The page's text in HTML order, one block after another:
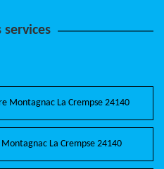
services
Montagnac La Crempse 24140
La Crempse 24140